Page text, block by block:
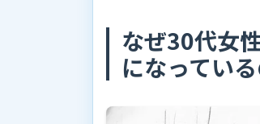
なぜ30代女
になってい